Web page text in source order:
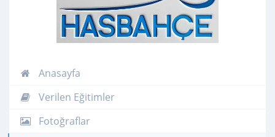
Anasayfa
Verilen Eğitimler
Fotoğraflar